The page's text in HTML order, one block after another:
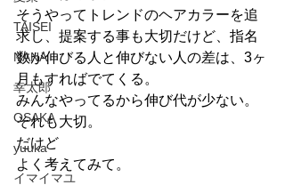
TAISEI
NANA
幸太郎
OSAKA
yuuka
イマイマユ
そうやってトレンドのヘアカラーを追
求し、提案する事も大切だけど、指名
数が伸びる人と伸びない人の差は、3ヶ
月もすればでてくる。
みんなやってるから伸び代が少ない。
それも大切。
だけど
よく考えてみて。